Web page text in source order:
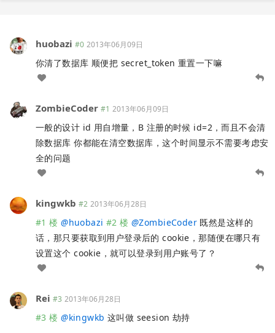
huobazi #0 2013年06月09日
你清了数据库 顺便把 secret_token 重置一下嘛
ZombieCoder #1 2013年06月09日
一般的设计 id 用自增量，B 注册的时候 id=2，而且不会清
除数据库 你都能在清空数据库，这个时间显示不需要考虑安
全的问题
kingwkb #2 2013年06月28日
#1 楼 @huobazi #2 楼 @ZombieCoder 既然是这样的
话，那只要获取到用户登录后的 cookie，那随便在哪只有
设置这个 cookie，就可以登录到用户账号了？
Rei #3 2013年06月28日
#3 楼 @kingwkb 这叫做 seesion 劫持